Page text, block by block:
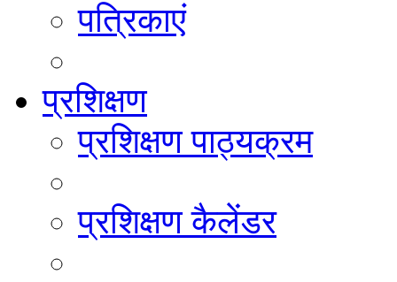
पत्रिकाएं
प्रशिक्षण
प्रशिक्षण पाठ्यक्रम
प्रशिक्षण कैलेंडर